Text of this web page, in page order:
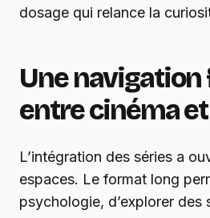
dosage qui relance la
Une
entre cinéma
L’intégration des séries a
espaces. Le format long
psychologie, d’explorer des